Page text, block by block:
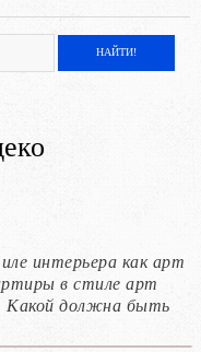
интерьера как арт
в стиле арт
Какой должна быть